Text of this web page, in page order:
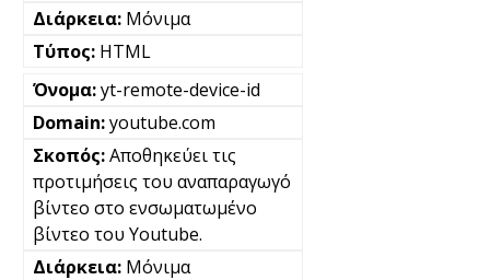
Μόνιμα
HTML
yt-remote-device-id
youtube.com
Αποθηκεύει τις
προτιμήσεις του αναπαραγωγό
βίντεο στο ενσωματωμένο
βίντεο του Youtube.
Μόνιμα